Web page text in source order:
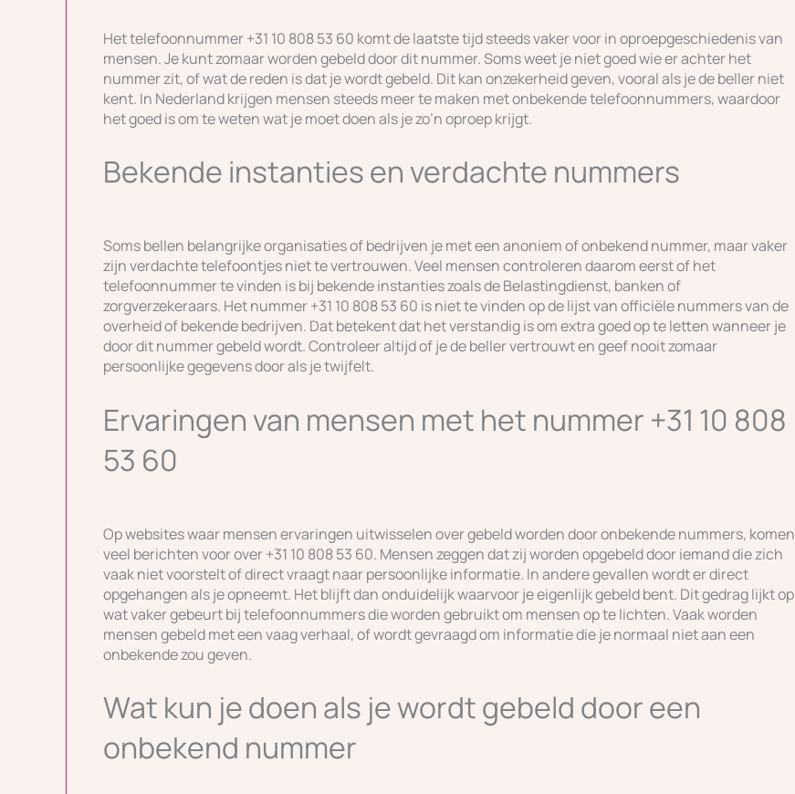
Het telefoonnummer +31 10 808 53 60 komt de laatste tijd steeds vaker voor in oproepgeschiedenis van
mensen. Je kunt zomaar worden gebeld door dit nummer. Soms weet je niet goed wie er achter het
nummer zit, of wat de reden is dat je wordt gebeld. Dit kan onzekerheid geven, vooral als je de beller niet
kent. In Nederland krijgen mensen steeds meer te maken met onbekende telefoonnummers, waardoor
het goed is om te weten wat je moet doen als je zo’n oproep krijgt.
Bekende instanties en verdachte nummers
Soms bellen belangrijke organisaties of bedrijven je met een anoniem of onbekend nummer, maar vaker
zijn verdachte telefoontjes niet te vertrouwen. Veel mensen controleren daarom eerst of het
telefoonnummer te vinden is bij bekende instanties zoals de Belastingdienst, banken of
zorgverzekeraars. Het nummer +31 10 808 53 60 is niet te vinden op de lijst van officiële nummers van de
overheid of bekende bedrijven. Dat betekent dat het verstandig is om extra goed op te letten wanneer je
door dit nummer gebeld wordt. Controleer altijd of je de beller vertrouwt en geef nooit zomaar
persoonlijke gegevens door als je twijfelt.
Ervaringen van mensen met het nummer +31 10 808
53 60
Op websites waar mensen ervaringen uitwisselen over gebeld worden door onbekende nummers, komen
veel berichten voor over +31 10 808 53 60. Mensen zeggen dat zij worden opgebeld door iemand die zich
vaak niet voorstelt of direct vraagt naar persoonlijke informatie. In andere gevallen wordt er direct
opgehangen als je opneemt. Het blijft dan onduidelijk waarvoor je eigenlijk gebeld bent. Dit gedrag lijkt op
wat vaker gebeurt bij telefoonnummers die worden gebruikt om mensen op te lichten. Vaak worden
mensen gebeld met een vaag verhaal, of wordt gevraagd om informatie die je normaal niet aan een
onbekende zou geven.
Wat kun je doen als je wordt gebeld door een
onbekend nummer